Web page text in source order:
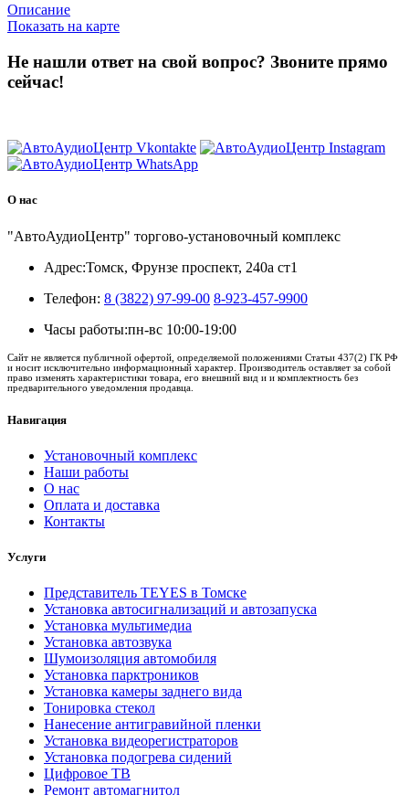
Описание
Показать на карте
Не нашли ответ на свой вопрос? Звоните прямо
сейчас!
О нас
"АвтоАудиоЦентр" торгово-установочный комплекс
Адрес:Томск, Фрунзе проспект, 240а ст1
Телефон: 8 (3822) 97-99-00 8-923-457-9900
Часы работы:пн-вс 10:00-19:00
Сайт не является публичной офертой, определяемой положениями Статьи 437(2) ГК РФ
и носит исключительно информационный характер. Производитель оставляет за собой
право изменять характеристики товара, его внешний вид и и комплектность без
предварительного уведомления продавца.
Навигация
Установочный комплекс
Наши работы
О нас
Оплата и доставка
Контакты
Услуги
Представитель TEYES в Томске
Установка автосигнализаций и автозапуска
Установка мультимедиа
Установка автозвука
Шумоизоляция автомобиля
Установка парктроников
Установка камеры заднего вида
Тонировка стекол
Нанесение антигравийной пленки
Установка видеорегистраторов
Установка подогрева сидений
Цифровое ТВ
Ремонт автомагнитол